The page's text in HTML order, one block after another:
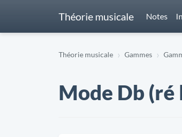
Théorie musicale Notes
Théorie musicale Gammes
Mode Db (ré